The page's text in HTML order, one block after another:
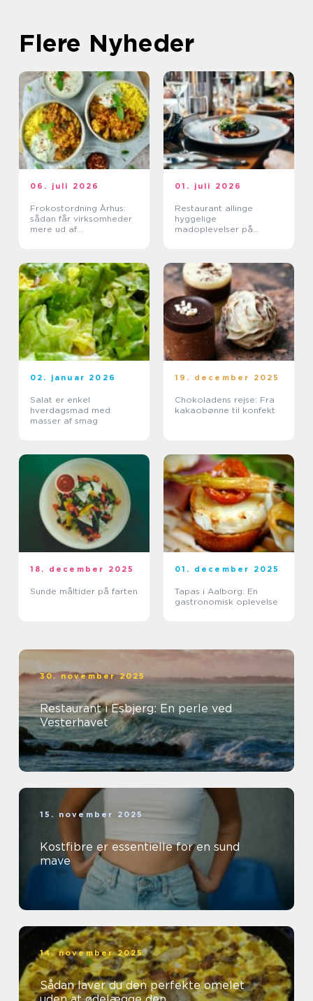
Flere Nyheder
06. juli 2026
Frokostordning Århus:
sådan får virksomheder
mere ud af
01. juli 2026
Restaurant allinge
hyggelige
madoplevelser på
02. januar 2026
Salat er enkel
hverdagsmad med
masser af smag
19. december 2025
Chokoladens rejse: Fra
kakaobønne til konfekt
18. december 2025
Sunde måltider på farten
01. december 2025
Tapas i Aalborg: En
gastronomisk oplevelse
30. november 2025
Restaurant i Esbjerg: En perle ved
Vesterhavet
15. november 2025
Kostfibre er essentielle for en sund
mave
14. november 2025
Sådan laver du den perfekte omelet